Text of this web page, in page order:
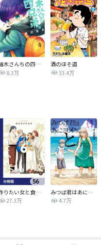
柚木さんちの四兄弟。
8.3万
酒のほそ道
33.4万
作りたい女と食べたい女【分冊版】
27.3万
みつば君はあにヨメさんと。
4.7万